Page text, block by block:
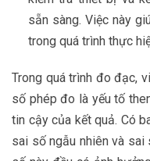
sẵn sàng. Việc này
trong quá trình thực
Trong quá trình đo đạc,
số phép đo là yếu tố
tin cậy của kết quả. Có
sai số ngẫu nhiên và